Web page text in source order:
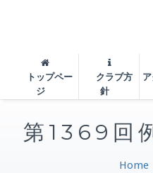
トップペー
ジ
クラブ方
針
第1369回
Home